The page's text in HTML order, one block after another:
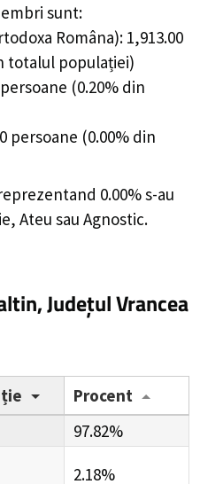
sunt:
Româna): 1,913.00
totalul populației)
(0.20% din
persoane (0.00% din
0.00% s-au
Ateu sau Agnostic.
Județul Vrancea
Procent
97.82%
2.18%